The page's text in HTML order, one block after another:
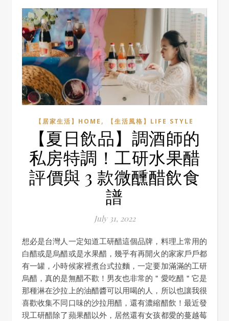
【居家生活】HOME , 【生活風格】LIFE STYLE
【夏日飲品】調酒師的
私房特調！工研水果醋
評價與 3 款微醺醋飲食
譜
July 31, 2022
想必是台灣人一定知道工研醋這個品牌，料理上常用的
白醋或是烏醋或是水果醋，幾乎有再開火的家家戶戶都
有一罐，小時候家裡煮台式拉麵，一定要加滿滿的工研
烏醋，真的是無醋不歡！男友也非常的＂愛吃醋＂它是
那種淋在沙拉上的油醋醬可以用喝的人，所以也讓我很
喜歡收集不同口味的沙拉用醋，還有濃縮醋飲！最近發
現工研醋除了蘋果醋以外，居然還有女孩都愛的蔓越莓